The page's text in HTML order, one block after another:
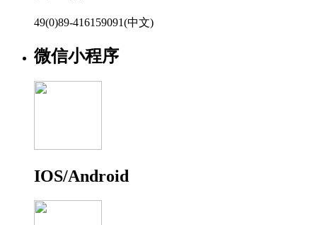
49(0)89-416159091(中文)
微信小程序
IOS/Android